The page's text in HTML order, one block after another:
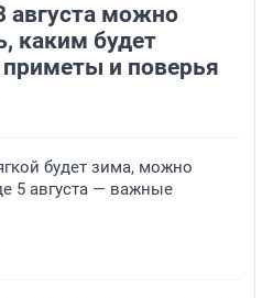
августа можно
каким будет
и поверья
будет зима, можно
5 августа — важные